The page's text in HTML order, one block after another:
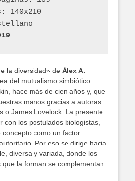
140x210
la diversidad» de Àlex A.
del mutualismo simbiótico
hace más de cien años y, que
manos gracias a autoras
o James Lovelock. La presente
con los postulados biologistas,
concepto como un factor
Por eso se dirige hacia
diversa y variada, donde los
que la forman se complementan